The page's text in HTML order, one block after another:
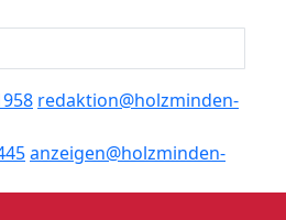
redaktion@holzminden-
anzeigen@holzminden-